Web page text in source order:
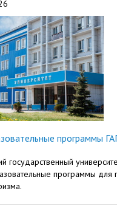
программы
государственный
программы для